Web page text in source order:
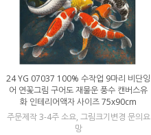
24 YG 07037 100% 수작업 9마리 비단잉
어 연꽃그림 구어도 재물운 풍수 캔버스유
화 인테리어액자 사이즈 75x90cm
주문제작 3-4주 소요, 그림크기변경 문의요
망